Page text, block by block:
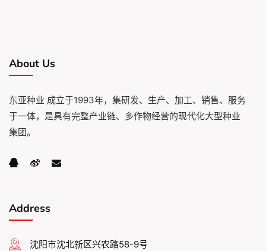
About Us
东亚种业 成立于1993年，集研发、生产、加工、销售、服务
于一体，是具有完整产业链、多作物经营的现代化大型种业
集团。
Address
沈阳市沈北新区兴农路58-9号